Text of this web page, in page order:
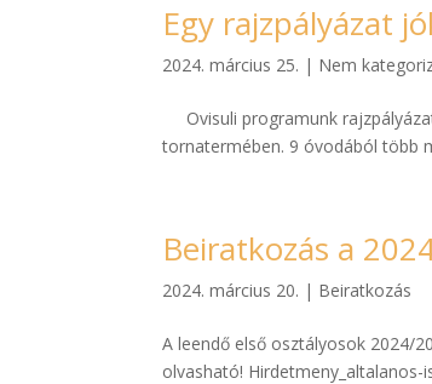
Egy rajzpályázat
2024. március 25. | Nem
Ovisuli programunk
tornatermében. 9 óvodából több
Beiratkozás a
2024. március 20. | Beiratkozás
A leendő első osztályosok 2024/
olvasható! Hirdetmeny_altalanos-